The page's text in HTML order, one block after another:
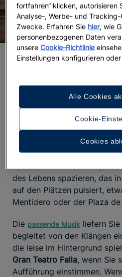
Erkunden Sie die Altstadt und ihre
Wussten Sie, dass die
ältesten Europas zählt?
den Phöniziern bereits um
mit dem Viertel El Pópulo.
ein, sich in einem Labyrinth
verlieren – Gassen, die
des Lebens spazieren, das
auf den Plätzen pulsiert,
Mentidero oder der Plaza
Die passende Musik liefern
begleitet von den Klängen
die leise im Hintergrund
Gran Teatro Falla, wenn Sie
Aufführung einstimmen.
fortfahren“ klicken, autorisieren
Analyse-, Werbe- und
Zwecke. Erfahren Sie hier, wie
personenbezogenen Daten
unsereCookie-Richtlinie
Einstellungen konfigurieren
Cookie-
Cookies
Alle Cookies